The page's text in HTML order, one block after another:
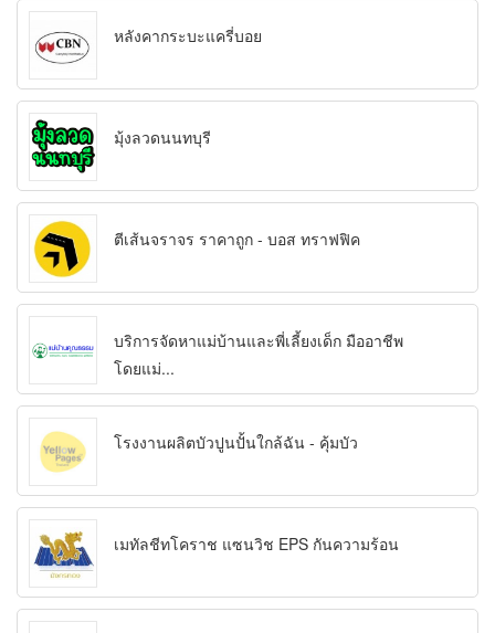
หลังคากระบะแครี่บอย
มุ้งลวดนนทบุรี
ตีเส้นจราจร ราคาถูก - บอส ทราฟฟิค
บริการจัดหาแม่บ้านและพี่เลี้ยงเด็ก มืออาชีพ
โดยแม่...
โรงงานผลิตบัวปูนปั้นใกล้ฉัน - คุ้มบัว
เมทัลชีทโคราช แซนวิช EPS กันความร้อน